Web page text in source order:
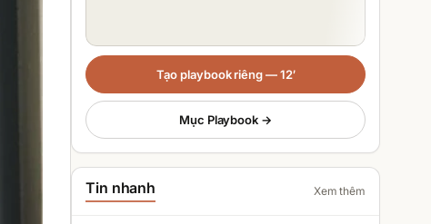
Tạo playbook riêng — 12′
Mục Playbook →
Tin nhanh Xem thêm